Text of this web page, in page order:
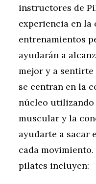
instructores de
experiencia en la
entrenamientos
ayudarán a
mejor y a sentirte
se centran en la
núcleo
muscular y la
ayudarte a sacar
cada
pilates incluyen: